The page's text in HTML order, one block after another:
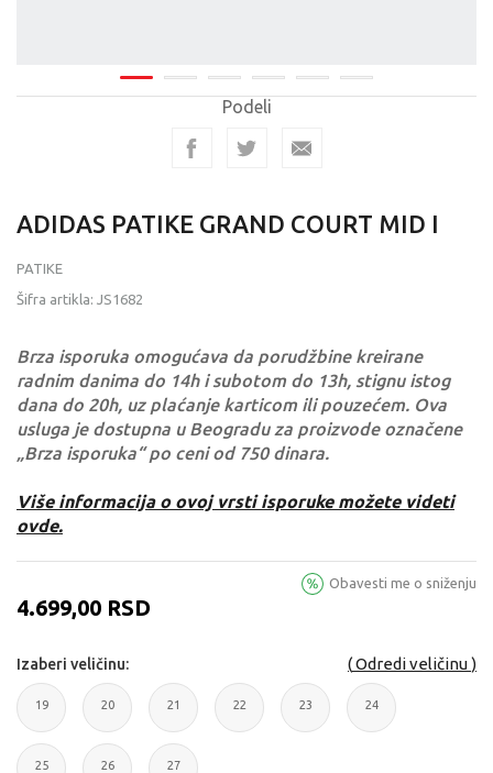
Podeli
ADIDAS PATIKE GRAND COURT MID I
PATIKE
Šifra artikla: JS1682
Brza isporuka omogućava da porudžbine kreirane
radnim danima do 14h i subotom do 13h, stignu istog
dana do 20h, uz plaćanje karticom ili pouzećem. Ova
usluga je dostupna u Beogradu za proizvode označene
„Brza isporuka“ po ceni od 750 dinara.
Više informacija o ovoj vrsti isporuke možete videti
ovde.
4.699,00 RSD
Obavesti me o sniženju
Odredi veličinu
Izaberi veličinu:
19
19
20
20
21
21
22 23 24
25
26 27